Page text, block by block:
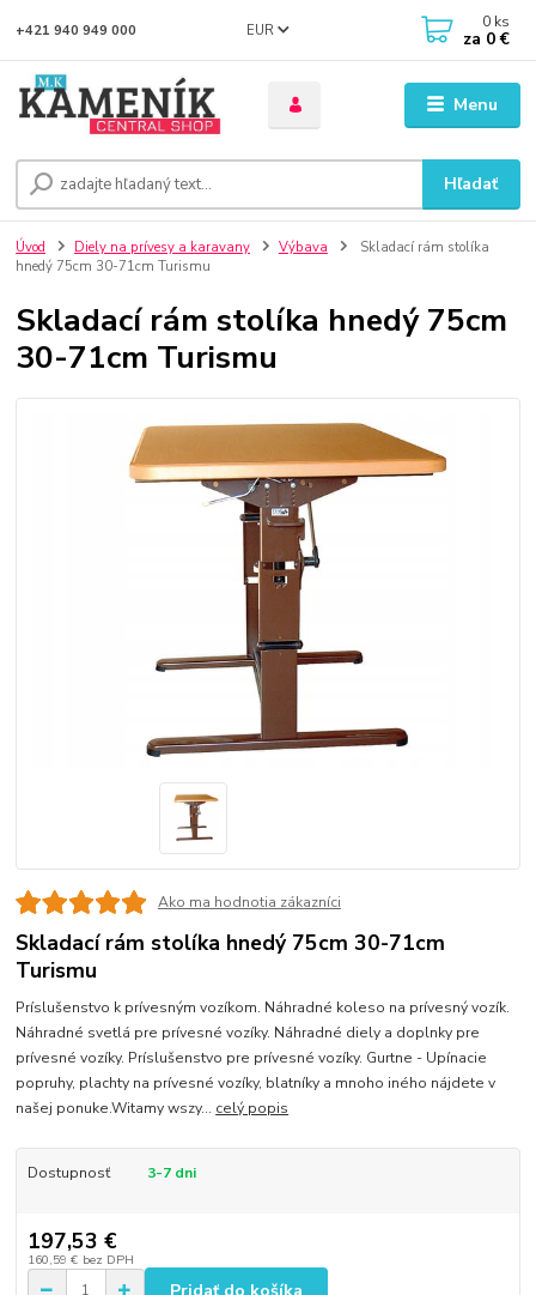
Menu
EUR
Hľadať
+421 940 949 000 0 ks
za 0 €
Úvod Diely na prívesy a karavany Výbava
Skladací rám stolíka
hnedý 75cm 30-71cm Turismu
Skladací rám stolíka hnedý 75cm
30-71cm Turismu
Ako ma hodnotia zákazníci
Skladací rám stolíka hnedý 75cm 30-71cm
Turismu
Príslušenstvo k prívesným vozíkom. Náhradné koleso na prívesný vozík.
Náhradné svetlá pre prívesné vozíky. Náhradné diely a doplnky pre
prívesné vozíky. Príslušenstvo pre prívesné vozíky. Gurtne - Upínacie
popruhy, plachty na prívesné vozíky, blatníky a mnoho iného nájdete v
našej ponuke.Witamy wszy... celý popis
Dostupnosť 3-7 dni
197,53 €
160,59 € bez DPH